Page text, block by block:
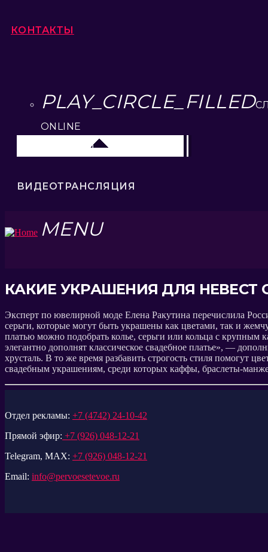
КОНТАКТЫ
PLAY_CIRCLE_FILLED
ONLINE
Липецк 104.2 FM
ВИДЕОТРАНСЛЯЦИЯ
MENU
КАКИЕ УКРАШЕНИЯ ДЛЯ НЕВЕСТ
Эксперт по ювелирной моде Елена Ракутина перечислила
серьги, которые могут быть украшены как цветами, так и
платью можно подобрать колье, серьги или кольца с
элегантно дополнят классическое свадебное платье», —
хрусталь. В то же время разбавить строгость стиля помогут
свадебным украшениям, среди которых каффы, браслеты-
Отдел рекламы: +7 (4742) 24-10-42
Прямой эфир: +7 (926) 048-12-21
Telegram, MAX: +7 (926) 048-12-21
Email: info@pervoesetevoe.ru